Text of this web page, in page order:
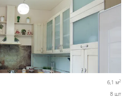
6,1 м2
8 шт